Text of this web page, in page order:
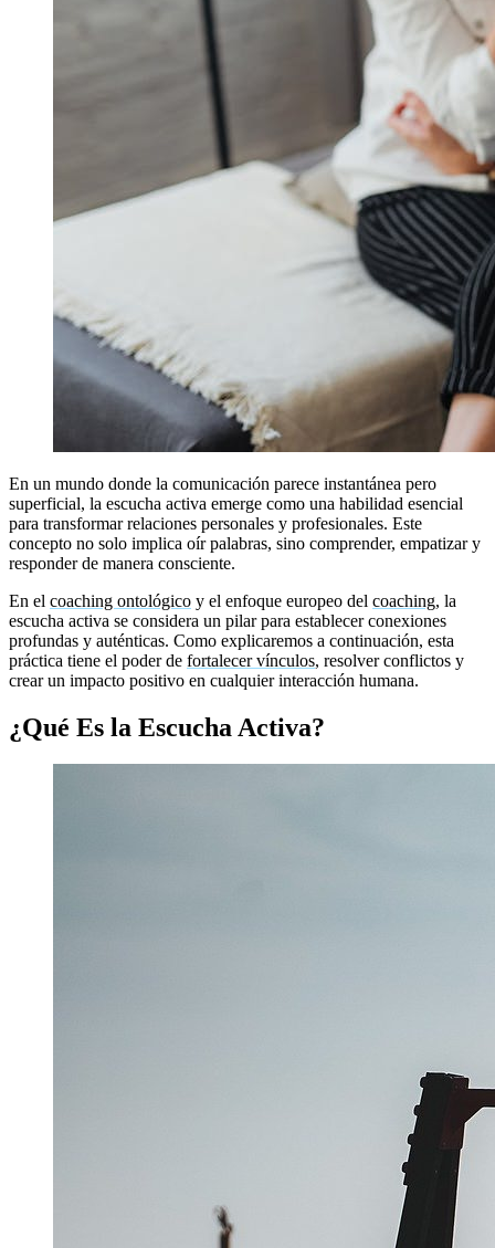
En un mundo donde la comunicación parece instantánea pero
superficial, la escucha activa emerge como una habilidad esencial
para transformar relaciones personales y profesionales. Este
concepto no solo implica oír palabras, sino comprender, empatizar y
responder de manera consciente.
En el coaching ontológico y el enfoque europeo del coaching, la
escucha activa se considera un pilar para establecer conexiones
profundas y auténticas. Como explicaremos a continuación, esta
práctica tiene el poder de fortalecer vínculos, resolver conflictos y
crear un impacto positivo en cualquier interacción humana.
¿Qué Es la Escucha Activa?